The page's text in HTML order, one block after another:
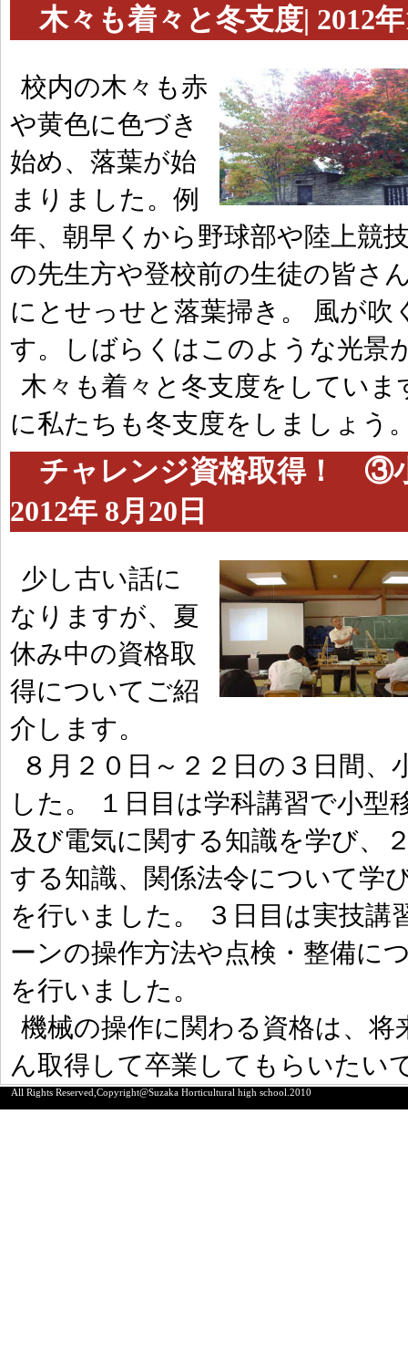
木々も着々と冬支度| 2012年
校内の木々も赤
や黄色に色づき
始め、落葉が始
まりました。例
年、朝早くから野球部や陸上競
の先生方や登校前の生徒の皆さ
にとせっせと落葉掃き。 風が
す。しばらくはこのような光景
木々も着々と冬支度をしてい
に私たちも冬支度をしましょう
チャレンジ資格取得！ ③
2012年 8月20日
少し古い話に
なりますが、夏
休み中の資格取
得についてご紹
介します。
８月２０日～２２日の３日間
した。 １日目は学科講習で小
及び電気に関する知識を学び、
する知識、関係法令について学
を行いました。 ３日目は実技
ーンの操作方法や点検・整備に
を行いました。
機械の操作に関わる資格は、
ん取得して卒業してもらいたい
All Rights Reserved,Copyright@Suzaka Horticultural high school.2010